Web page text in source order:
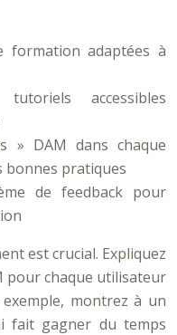
formation adaptées à
accessibles
» DAM dans chaque
pratiques
de feedback pour
est crucial. Expliquez
pour chaque utilisateur
montrez à un
fait gagner du temps